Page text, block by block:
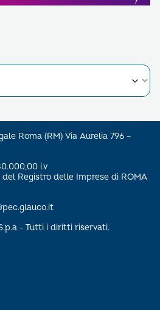
Roma (RM) Via Aurelia 796 –
i.v
del Registro delle Imprese di ROMA
- Tutti i diritti riservati.